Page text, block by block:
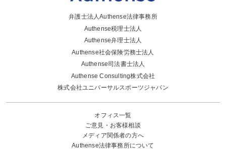
弁護士法人Authense法律事務所
Authense税理士法人
Authense弁理士法人
Authense社会保険労務士法人
Authense司法書士法人
Authense Consulting株式会社
株式会社ユニバーサルスポーツジャパン
オフィス一覧
ご意見・お客様相談
メディア関係者の方へ
Authense法律事務所について